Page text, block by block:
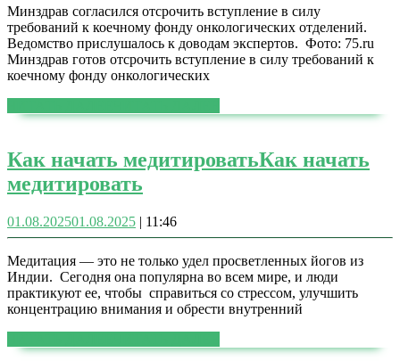
Минздрав согласился отсрочить вступление в силу
требований к коечному фонду онкологических отделений.
Ведомство прислушалось к доводам экспертов. Фото: 75.ru
Минздрав готов отсрочить вступление в силу требований к
коечному фонду онкологических
Как начать медитироватьКак начать
медитировать
01.08.202501.08.2025 | 11:46
Медитация — это не только удел просветленных йогов из
Индии. Сегодня она популярна во всем мире, и люди
практикуют ее, чтобы справиться со стрессом, улучшить
концентрацию внимания и обрести внутренний